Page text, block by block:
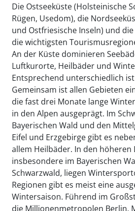
Die Ostseeküste (Holsteinische
Rügen, Usedom), die
und Ostfriesische Inseln) und
die wichtigsten
An der Küste dominieren
Luftkurorte, Heilbäder und
Entsprechend unterschiedlich
Gemeinsam ist allen Gebieten
die fast drei Monate lange
in den Alpen ausgeprägt. Im
Bayerischen Wald und den
Eifel und Erzgebirge gibt es
allem Heilbäder. In den höheren
insbesondere im Bayerischen
Schwarzwald, liegen
Regionen gibt es meist eine
Wintersaison. Führend im
die Millionenmetropolen Berlin,